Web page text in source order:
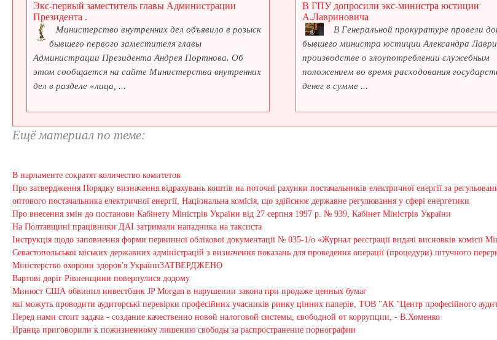
Экс-первый заместитель главы Администрации
Президента .
Министерство внутренних дел объявило в розыск
бывшего первого заместителя главы
Администрации Президента Андрея Портнова. Об
этом сообщается на сайте Министерства внутренних
дел в разделе «лица, ...
В ГПУ допросили экс-министра юстиции
А.Лавриновича
В Генеральной прокуратуре провели
бывшего министра юстиции Александра
производстве о злоупотреблении служебным
положением во время расходования
денег в сумме ...
Ещё материал по теме:
В парламенте сократят количество комитетов
Про затвердження Порядку визначення відрахувань коштів на поточні рахунки постачальників електричної енергії за
оптового постачальника електричної енергії, Національна комісія, що здійснює державне регулювання у сфері енергетики
Про внесення змін до постанови Кабінету Міністрів України від 27 серпня 1997 р. № 939, Кабінет Міністрів України
На Полтавщині працівники ДАІ затримали нападника на таксиста
Інструкція щодо заповнення форми первинної облікової документації № 035-1/о «Журнал реєстрації видачі висновків комісії
Севастопольської міських державних адміністрацій з визначення показань для проведення операції (процедури) штучного
Міністерство охорони здоров'я УкраїниЗАТВЕРДЖЕНО
Вартові доріг Рівненщини повернулися додому
Минюст США обвинил инвестбанк JP Morgan в нарушении закона при продаже ценных бумаг
які можуть проводити аудиторські перевірки професійних учасників ринку цінних паперів, ТОВ "АК "Центр професійного
Перед нами стоит задача - создание качественно новой налоговой системы, свободной от коррупции, - В.Хоменко
Иранца приговорили к пожизненному лишению свободы за распространение порнографии